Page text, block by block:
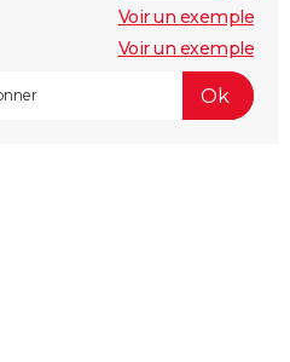
Voir un exemple
Voir un exemple